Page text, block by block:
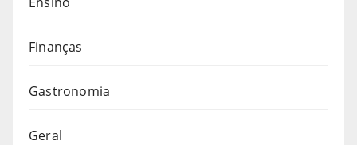
Finanças
Gastronomia
Geral